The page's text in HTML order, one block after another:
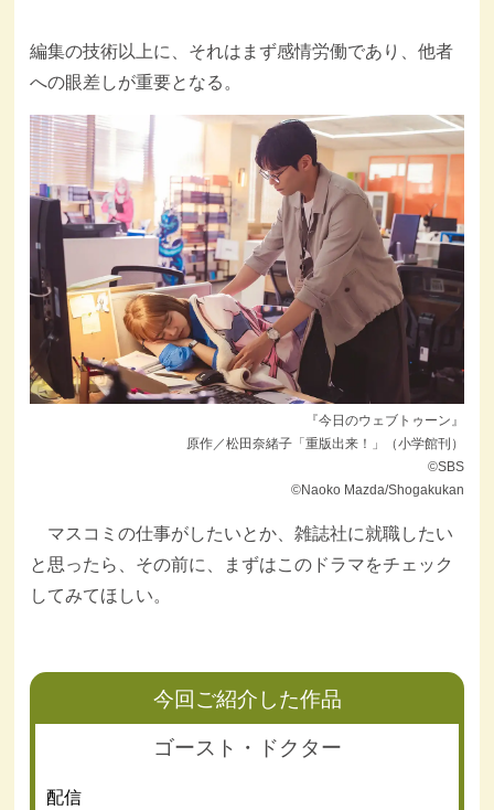
編集の技術以上に、それはまず感情労働であり、他者
への眼差しが重要となる。
『今日のウェブトゥーン』
原作／松田奈緒子「重版出来！」（小学館刊）
©SBS
©Naoko Mazda/Shogakukan
マスコミの仕事がしたいとか、雑誌社に就職したい
と思ったら、その前に、まずはこのドラマをチェック
してみてほしい。
今回ご紹介した作品
ゴースト・ドクター
配信